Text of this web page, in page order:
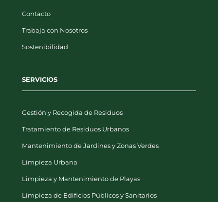
Contacto
Trabaja con Nosotros
Sostenibilidad
SERVICIOS
Gestión y Recogida de Residuos
Tratamiento de Residuos Urbanos
Mantenimiento de Jardines y Zonas Verdes
Limpieza Urbana
Limpieza y Mantenimiento de Playas
Limpieza de Edificios Públicos y Sanitarios